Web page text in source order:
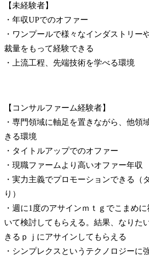
【未経験者】
・年収UPでのオファー
・ワンプールで様々なインダストリー
裁量をもって経験できる
・上流工程、先端技術を学べる環境
【コンサルファーム経験者】
・専門領域に軸足を置きながら、他領
きる環境
・タイトルアップでのオファー
・現職ファームより高いオファー年収
・実力主義でプロモーションできる（
り）
・週に1度のアサインｍｔｇでこまめ
いて検討してもらえる。結果、なりた
きるｐｊにアサインしてもらえる
・シンプレクスというテクノロジーに